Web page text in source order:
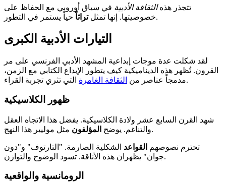
تتجذر هذهالثقافة الأدبية في سياق أوروبي مع الحفاظ على
خصوصيتها. إنها تمثلتراثاً حياً يستمر في التطور.
التيارات الأدبية الكبرى
لقد شكلت عدة موجات إبداعية المشهد الأدبي الفرنسي على مر
القرون. تُظهر هذه الديناميكية كيف يتطور الإبداع الكتابي مع الزمن،
مدمجاً عناصر من الثقافة الغامرة التي تثري تجربة القراء.
ظهور الكلاسيكية
شهد القرن السابع عشر ولادة الكلاسيكية. يفضل هذا الاتجاه العقل
والتناغم. يوضح المؤلفون مثل موليير هذا النهج.
تحترم نصوصهم القواعد الشكلية الصارمة. "التارتوف" و"دون
جوان" يظهران هذه الأناقة. تسود الوضوح والتوازن.
الرومانسية والواقعية